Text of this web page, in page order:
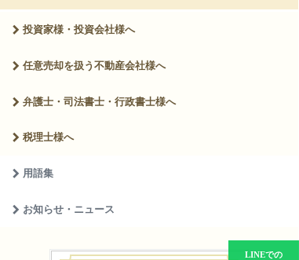
投資家様・投資会社様へ
任意売却を扱う不動産会社様へ
弁護士・司法書士・行政書士様へ
税理士様へ
用語集
お知らせ・ニュース
LINEでの